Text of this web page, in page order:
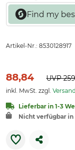
Artikel-Nr.: 8530128917
88,84 UVP
inkl. MwSt. zzgl.
Lieferbar in 1-3
Nicht verfügbar